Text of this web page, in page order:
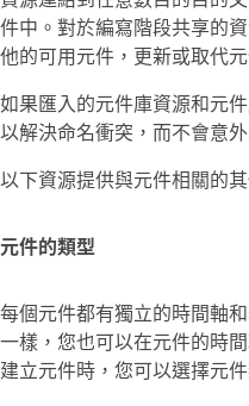
件中。對於編寫階段共享的
他的可用元件，更新或取代元
如果匯入的元件庫資源和元
以解決命名衝突，而不會意
以下資源提供與元件相關的
元件的類型
每個元件都有獨立的時間軸
一樣，您也可以在元件的時
建立元件時，您可以選擇元